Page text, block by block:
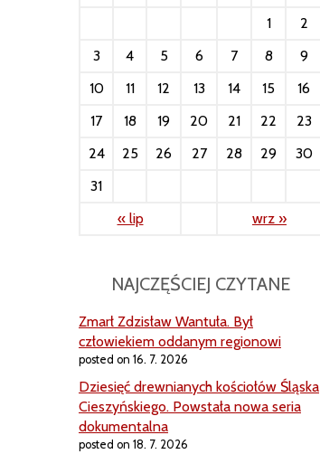
1
2
3
4 5 6 7 8
9
10
11 12 13 14 15
16
17
18 19 20 21 22
23
24
25 26 27 28 29
30
31
« lip
wrz »
NAJCZĘŚCIEJ CZYTANE
Zmarł Zdzisław Wantuła. Był
człowiekiem oddanym regionowi
posted on 16. 7. 2026
Dziesięć drewnianych kościołów Śląska
Cieszyńskiego. Powstała nowa seria
dokumentalna
posted on 18. 7. 2026